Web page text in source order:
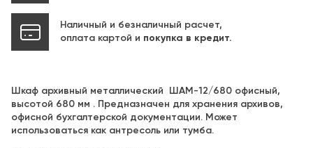
Наличный и безналичный расчет,
оплата картой и покупка в кредит.
Шкаф архивный металлический ШАМ-12/680 офисный,
высотой 680 мм . Предназначен для хранения архивов,
офисной бухгалтерской документации. Может
использоваться как антресоль или тумба.